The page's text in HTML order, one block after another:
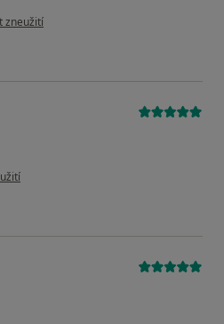
uživatele Pacient
zneužití
Pacient